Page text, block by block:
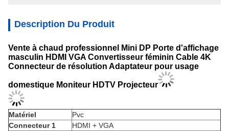
Description Du Produit
Vente à chaud professionnel Mini DP Porte d'affichage
masculin HDMI VGA Convertisseur féminin Cable 4K
Connecteur de résolution Adaptateur pour usage
domestique Moniteur HDTV Projecteur
Matériel
Pvc
Connecteur 1
HDMI + VGA